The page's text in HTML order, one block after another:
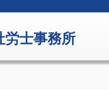
士事務所